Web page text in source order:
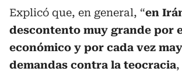
Explicó que, en general, “en
descontento muy grande por
económico y por cada vez
demandas contra la teocracia,